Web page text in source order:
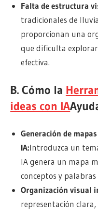
Falta de estructura
tradicionales de
proporcionan una
que dificulta
efectiva.
B. Cómo la
ideas con IA
Generación de
IA:Introduzca un
IA genera un mapa
conceptos y
Organización visual
representación